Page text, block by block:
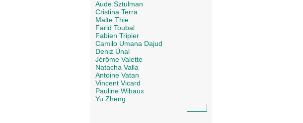
Aude Sztulman
Cristina Terra
Malte Thie
Farid Toubal
Fabien Tripier
Camilo Umana Dajud
Deniz Ünal
Jérôme Valette
Natacha Valla
Antoine Vatan
Vincent Vicard
Pauline Wibaux
Yu Zheng